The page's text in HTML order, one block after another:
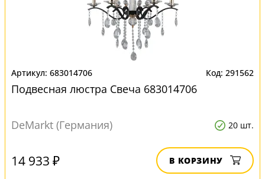
683014706 291562
Подвесная люстра Свеча 683014706
DeMarkt (Германия) 20 шт.
14 933 ₽ В КОРЗИНУ